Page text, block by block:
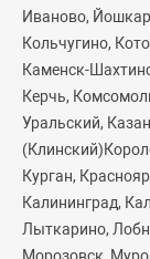
Иваново,
Кольчугино,
Каменск-
Керчь,
Уральский,
Курган,
Калининград,
Лыткарино,